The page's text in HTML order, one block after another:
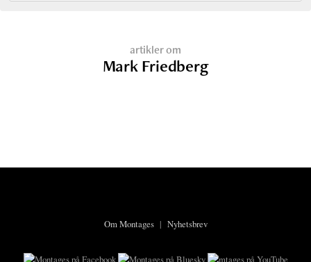
artikler om
Mark Friedberg
Om Montages| Nyhetsbrev